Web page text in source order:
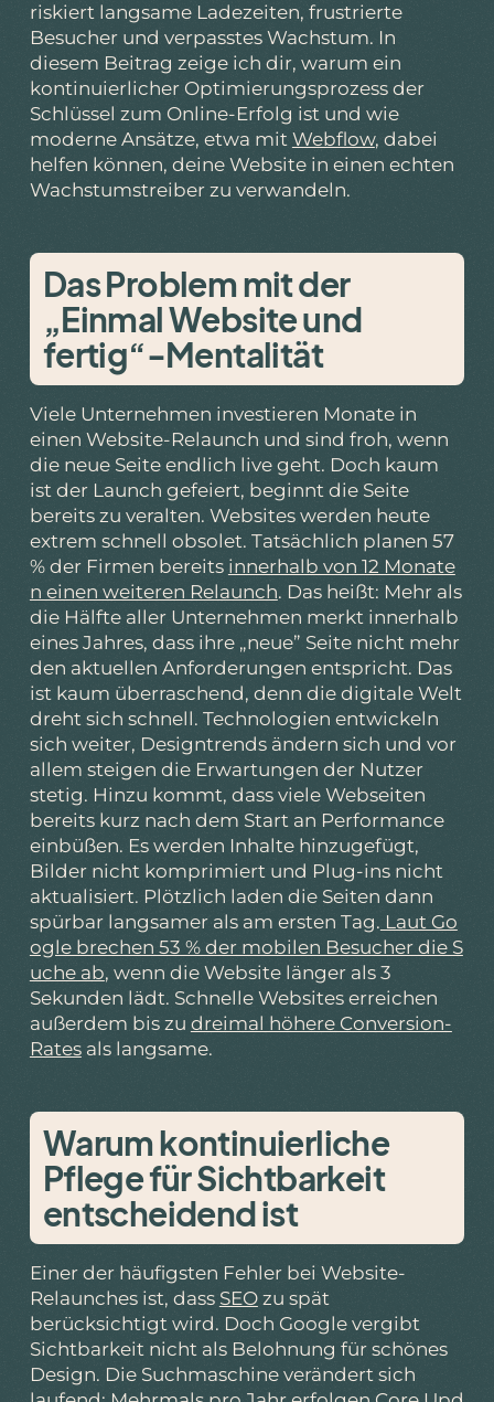
riskiert langsame Ladezeiten, frustrierte
Besucher und verpasstes Wachstum. In
diesem Beitrag zeige ich dir, warum ein
kontinuierlicher Optimierungsprozess der
Schlüssel zum Online-Erfolg ist und wie
moderne Ansätze, etwa mit Webflow, dabei
helfen können, deine Website in einen echten
Wachstumstreiber zu verwandeln.
Das Problem mit der
„Einmal Website und
fertig“-Mentalität
Viele Unternehmen investieren Monate in
einen Website-Relaunch und sind froh, wenn
die neue Seite endlich live geht. Doch kaum
ist der Launch gefeiert, beginnt die Seite
bereits zu veralten. Websites werden heute
extrem schnell obsolet. Tatsächlich planen 57
% der Firmen bereits innerhalb von 12 Monate
n einen weiteren Relaunch. Das heißt: Mehr als
die Hälfte aller Unternehmen merkt innerhalb
eines Jahres, dass ihre „neue” Seite nicht mehr
den aktuellen Anforderungen entspricht. Das
ist kaum überraschend, denn die digitale Welt
dreht sich schnell. Technologien entwickeln
sich weiter, Designtrends ändern sich und vor
allem steigen die Erwartungen der Nutzer
stetig. Hinzu kommt, dass viele Webseiten
bereits kurz nach dem Start an Performance
einbüßen. Es werden Inhalte hinzugefügt,
Bilder nicht komprimiert und Plug-ins nicht
aktualisiert. Plötzlich laden die Seiten dann
spürbar langsamer als am ersten Tag. Laut Go
ogle brechen 53 % der mobilen Besucher die S
uche ab, wenn die Website länger als 3
Sekunden lädt. Schnelle Websites erreichen
außerdem bis zu dreimal höhere Conversion-
Ratesals langsame.
Warum kontinuierliche
Pflege für Sichtbarkeit
entscheidend ist
Einer der häufigsten Fehler bei Website-
Relaunches ist, dass SEOzu spät
berücksichtigt wird. Doch Google vergibt
Sichtbarkeit nicht als Belohnung für schönes
Design. Die Suchmaschine verändert sich